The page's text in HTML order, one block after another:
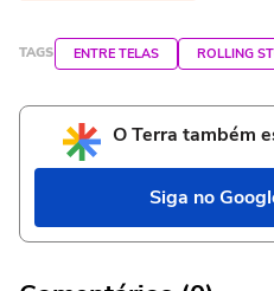
TAGS ENTRE TELAS ROLLING
O Terra também
Siga no